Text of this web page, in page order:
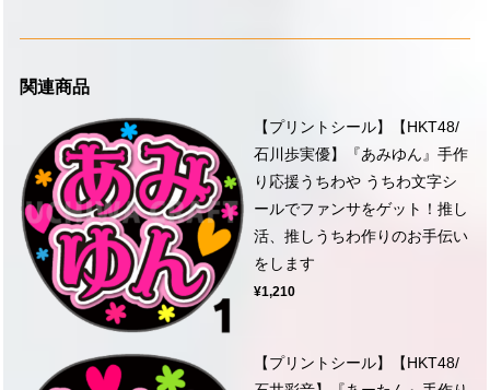
関連商品
【プリントシール】【HKT48/
石川歩実優】『あみゆん』手作
り応援うちわや うちわ文字シ
ールでファンサをゲット！推し
活、推しうちわ作りのお手伝い
をします
¥1,210
【プリントシール】【HKT48/